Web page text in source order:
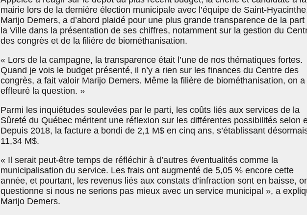
mairie lors de la dernière élection municipale avec l’équipe de Saint-
Marijo Demers, a d’abord plaidé pour une plus grande transparence de la part
la Ville dans la présentation de ses chiffres, notamment sur la gestion du
des congrès et de la filière de biométhanisation.
« Lors de la campagne, la transparence était l’une de nos thématiques fortes.
Quand je vois le budget présenté, il n’y a rien sur les finances du Centre des
congrès, a fait valoir Marijo Demers. Même la filière de biométhanisation, on a
effleuré la question. »
Parmi les inquiétudes soulevées par le parti, les coûts liés aux services de la
Sûreté du Québec méritent une réflexion sur les différentes possibilités selon
Depuis 2018, la facture a bondi de 2,1 M$ en cinq ans, s’établissant
11,34 M$.
« Il serait peut-être temps de réfléchir à d’autres éventualités comme la
municipalisation du service. Les frais ont augmenté de 5,05 % encore cette
année, et pourtant, les revenus liés aux constats d’infraction sont en baisse,
questionne si nous ne serions pas mieux avec un service municipal », a
Marijo Demers.